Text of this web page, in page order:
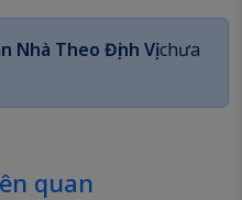
Nhà Theo Định Vịchưa
quan